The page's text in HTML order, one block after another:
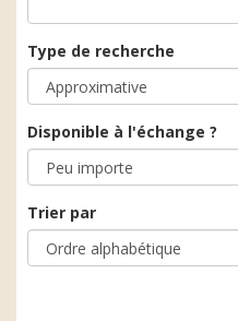
Type de recherche
Disponible à l'échange ?
Trier par